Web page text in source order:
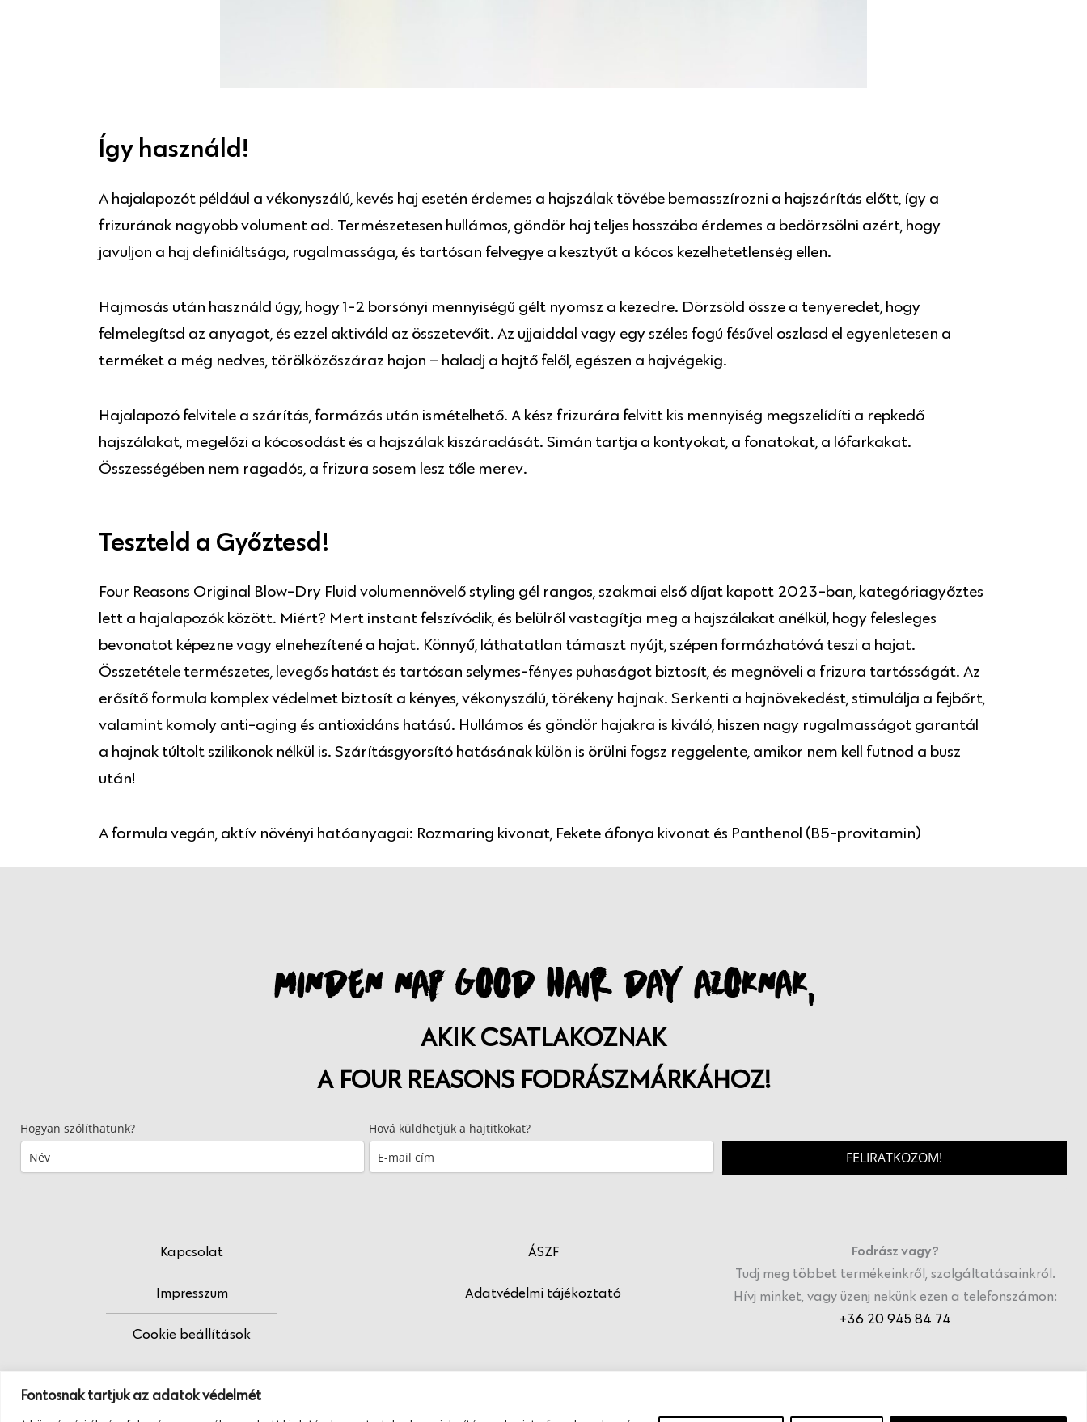
Fontosnak tartjuk az adatok védelmét
Így használd!
A hajalapozót például a vékonyszálú, kevés haj esetén érdemes a hajszálak tövébe bemasszírozni a hajszárítás előtt, így a
frizurának nagyobb volument ad. Természetesen hullámos, göndör haj teljes hosszába érdemes a bedörzsölni azért, hogy
javuljon a haj definiáltsága, rugalmassága, és tartósan felvegye a kesztyűt a kócos kezelhetetlenség ellen.
Hajmosás után használd úgy, hogy 1-2 borsónyi mennyiségű gélt nyomsz a kezedre. Dörzsöld össze a tenyeredet, hogy
felmelegítsd az anyagot, és ezzel aktiváld az összetevőit. Az ujjaiddal vagy egy széles fogú fésűvel oszlasd el egyenletesen a
terméket a még nedves, törölközőszáraz hajon – haladj a hajtő felől, egészen a hajvégekig.
Hajalapozó felvitele a szárítás, formázás után ismételhető. A kész frizurára felvitt kis mennyiség megszelídíti a repkedő
hajszálakat, megelőzi a kócosodást és a hajszálak kiszáradását. Simán tartja a kontyokat, a fonatokat, a lófarkakat.
Összességében nem ragadós, a frizura sosem lesz tőle merev.
Teszteld a Győztesd!
Four Reasons Original Blow-Dry Fluid volumennövelő styling gél rangos, szakmai első díjat kapott 2023-ban, kategóriagyőztes
lett a hajalapozók között. Miért? Mert instant felszívódik, és belülről vastagítja meg a hajszálakat anélkül, hogy felesleges
bevonatot képezne vagy elnehezítené a hajat. Könnyű, láthatatlan támaszt nyújt, szépen formázhatóvá teszi a hajat.
Összetétele természetes, levegős hatást és tartósan selymes-fényes puhaságot biztosít, és megnöveli a frizura tartósságát. Az
erősítő formula komplex védelmet biztosít a kényes, vékonyszálú, törékeny hajnak. Serkenti a hajnövekedést, stimulálja a fejbőrt,
valamint komoly anti-aging és antioxidáns hatású. Hullámos és göndör hajakra is kiváló, hiszen nagy rugalmasságot garantál
a hajnak túltolt szilikonok nélkül is. Szárításgyorsító hatásának külön is örülni fogsz reggelente, amikor nem kell futnod a busz
után!
A formula vegán, aktív növényi hatóanyagai: Rozmaring kivonat, Fekete áfonya kivonat és Panthenol (B5-provitamin)
MINDEN NAP GOOD HAIR DAY AZOKNAK,
AKIK CSATLAKOZNAK
A FOUR REASONS FODRÁSZMÁRKÁHOZ!
Hogyan szólíthatunk? Hová küldhetjük a hajtitkokat?
FELIRATKOZOM!
Kapcsolat
Impresszum
Cookie beállítások
ÁSZF
Adatvédelmi tájékoztató
Fodrász vagy?
Tudj meg többet termékeinkről, szolgáltatásainkról.
Hívj minket, vagy üzenj nekünk ezen a telefonszámon:
+36 20 945 84 74